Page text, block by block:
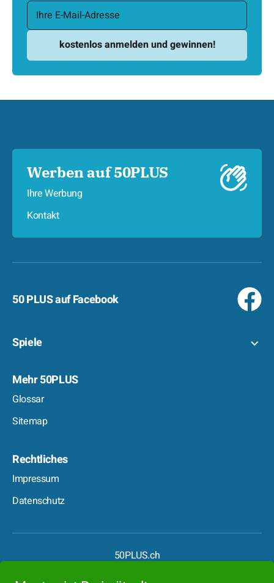
Werben auf 50PLUS
Ihre Werbung
Kontakt
50 PLUS auf Facebook
Spiele
Mehr 50PLUS
Glossar
Sitemap
Rechtliches
Impressum
Datenschutz
50PLUS.ch